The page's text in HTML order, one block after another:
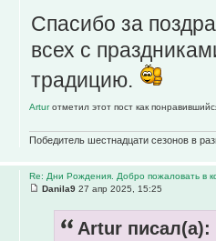
Спасибо за
всех с
традицию.
Arturотметил этот пост как
Победитель шестнадцати сезонов в
Re: Дни Рождения. Добро пожаловать в
Danila9 27 апр 2025, 15:25
Artur писал(а):